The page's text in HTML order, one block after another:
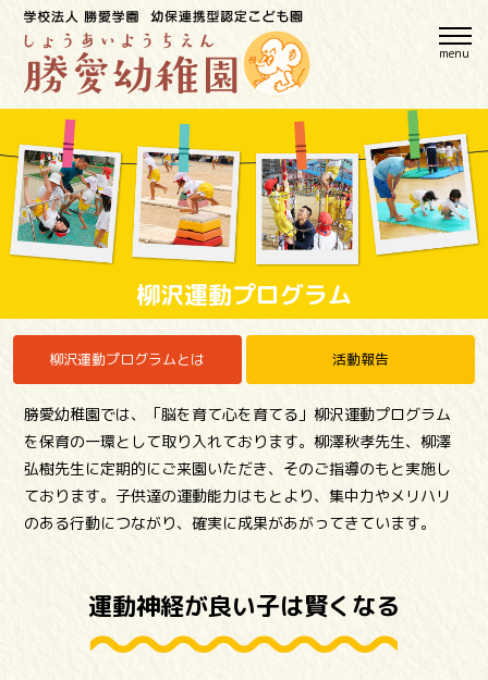
柳沢運動プログラム
柳沢運動プログラムとは 活動報告
勝愛幼稚園では、「脳を育て心を育てる」柳沢運動プログラム
を保育の一環として取り入れております。柳澤秋孝先生、柳澤
弘樹先生に定期的にご来園いただき、そのご指導のもと実施し
ております。子供達の運動能力はもとより、集中力やメリハリ
のある行動につながり、確実に成果があがってきています。
運動神経が良い子は賢くなる
menu